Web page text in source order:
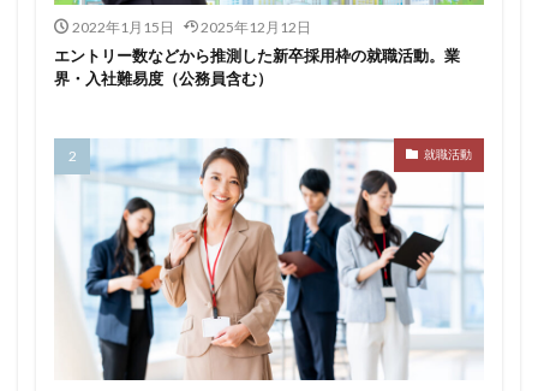
2022年1月15日 2025年12月12日
エントリー数などから推測した新卒採用枠の就職活動。業
界・入社難易度（公務員含む）
就職活動
難しい
隠れホワイト企業
長所がわからない
適職診断ツール
進路決まらない
逆質問 逆求人
退会出来ない
転職できる
転職サイト 穴場
私服
愛知県名古屋市
既卒 朝日学情ナビ
服装
有名企業
最終面接 書けない
書かない
早期選考時期
早期選考 新卒採用
東北地方
新卒応援ハローワーク
新卒 支援先
持ち駒ゼロ
手遅れ 手取り15万
成長